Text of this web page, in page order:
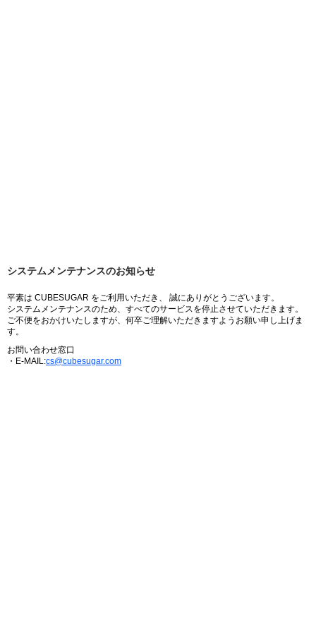
システムメンテナンスのお知らせ
平素は CUBESUGAR をご利用いただき、 誠にありがとうございます。
システムメンテナンスのため、すべてのサービスを停止させていただきます。
ご不便をおかけいたしますが、何卒ご理解いただきますようお願い申し上げま
す。
お問い合わせ窓口
・E-MAIL:cs@cubesugar.com